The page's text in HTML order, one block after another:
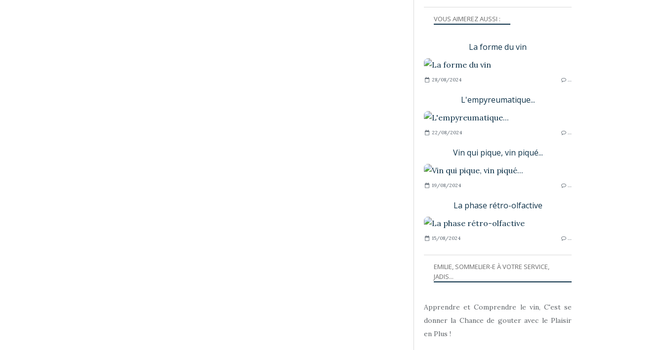
VOUS AIMEREZ AUSSI :
La forme du vin
28/08/2024 …
L'empyreumatique...
22/08/2024 …
Vin qui pique, vin piqué...
19/08/2024 …
La phase rétro-olfactive
15/08/2024 …
EMILIE, SOMMELIER-E À VOTRE SERVICE,
JADIS...
Apprendre et Comprendre le vin, C'est se
donner la Chance de gouter avec le Plaisir
en Plus !